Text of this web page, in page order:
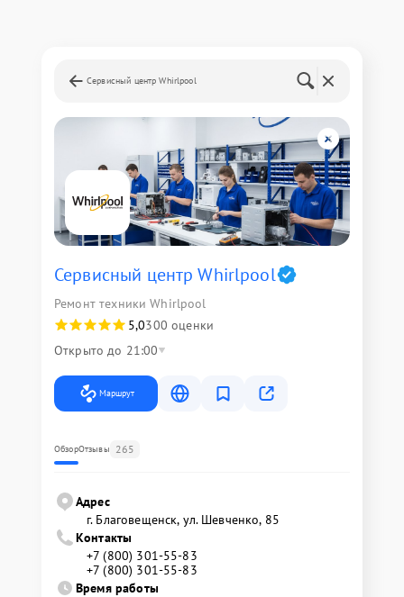
Сервисный центр Whirlpool
Сервисный центр Whirlpool
Ремонт техники Whirlpool
5,0300 оценки
Открыто до 21:00
Маршрут
ОбзорОтзывы 265
Адрес
г. Благовещенск, ул. Шевченко, 85
Контакты
+7 (800) 301-55-83
+7 (800) 301-55-83
Время работы